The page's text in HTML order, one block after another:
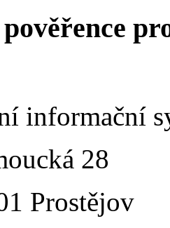
informační
28